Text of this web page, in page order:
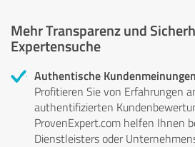
Mehr Transparenz und
Expertensuche
Authentische Kundenmeinungen
Profitieren Sie von Erfahrungen
authentifizierten
ProvenExpert.com helfen Ihnen
Dienstleisters oder